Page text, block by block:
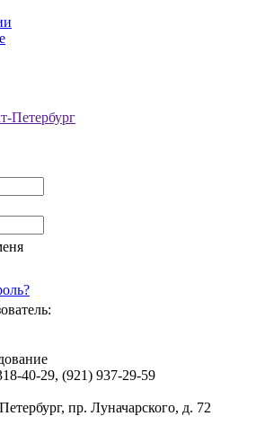
Петербург
40-29, (921) 937-29-59
пр. Луначарского, д. 72